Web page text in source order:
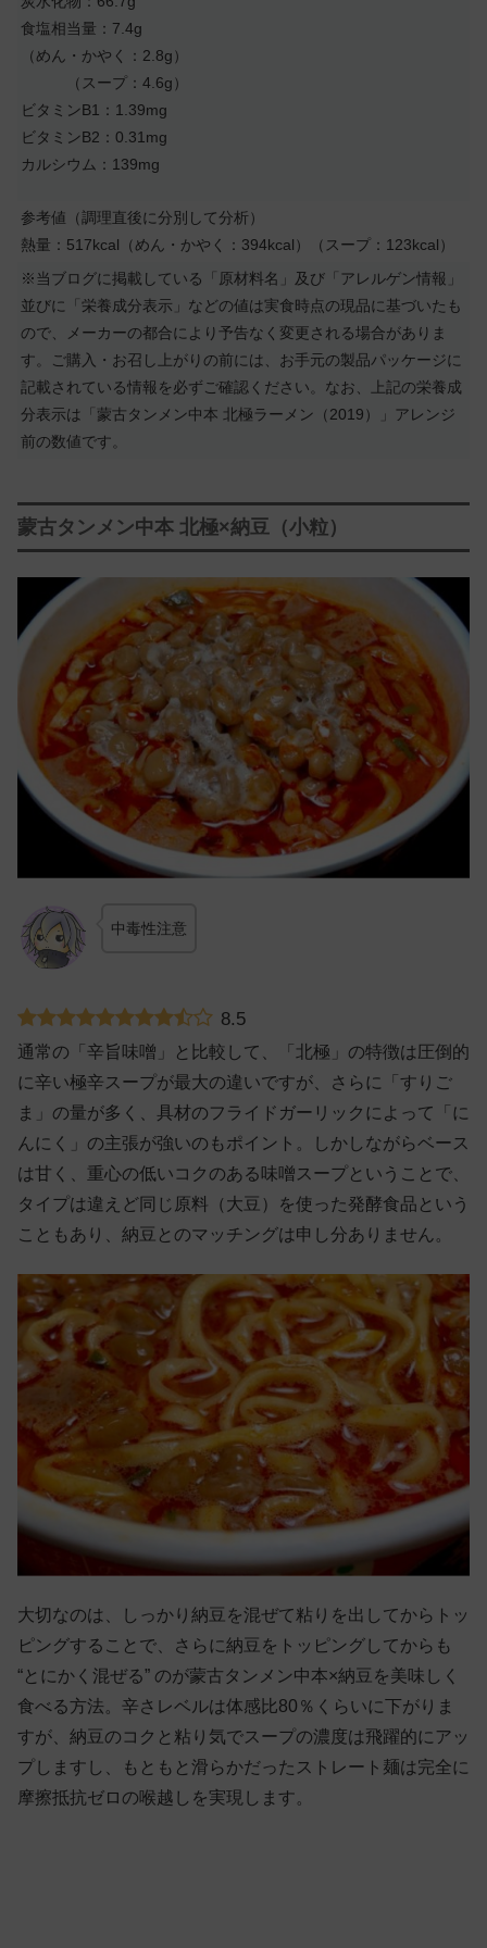
食塩相当量：7.4g
（めん・かやく：2.8g）
（スープ：4.6g）
ビタミンB1：1.39mg
ビタミンB2：0.31mg
カルシウム：139mg
参考値（調理直後に分別して分析）
熱量：517kcal（めん・かやく：394kcal）（スープ：123kcal）
※当ブログに掲載している「原材料名」及び「アレルゲン情報」
並びに「栄養成分表示」などの値は実食時点の現品に基づいたも
ので、メーカーの都合により予告なく変更される場合がありま
す。ご購入・お召し上がりの前には、お手元の製品パッケージに
記載されている情報を必ずご確認ください。なお、上記の栄養成
分表示は「蒙古タンメン中本 北極ラーメン（2019）」アレンジ
前の数値です。
蒙古タンメン中本 北極×納豆（小粒）
中毒性注意
8.5
通常の「辛旨味噌」と比較して、「北極」の特徴は圧倒的
に辛い極辛スープが最大の違いですが、さらに「すりご
ま」の量が多く、具材のフライドガーリックによって「に
んにく」の主張が強いのもポイント。しかしながらベース
は甘く、重心の低いコクのある味噌スープということで、
タイプは違えど同じ原料（大豆）を使った発酵食品という
こともあり、納豆とのマッチングは申し分ありません。
大切なのは、しっかり納豆を混ぜて粘りを出してからトッ
ピングすることで、さらに納豆をトッピングしてからも
“とにかく混ぜる” のが蒙古タンメン中本×納豆を美味しく
食べる方法。辛さレベルは体感比80％くらいに下がりま
すが、納豆のコクと粘り気でスープの濃度は飛躍的にアッ
プしますし、もともと滑らかだったストレート麺は完全に
摩擦抵抗ゼロの喉越しを実現します。